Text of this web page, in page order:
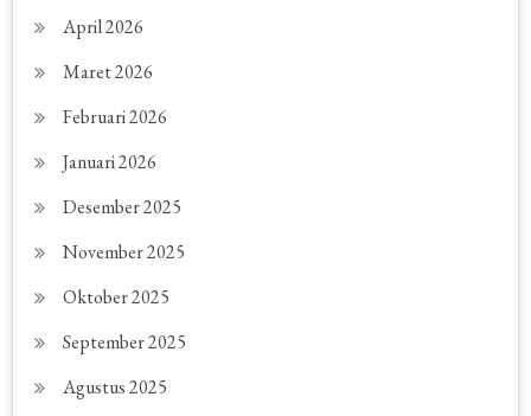
April 2026
Maret 2026
Februari 2026
Januari 2026
Desember 2025
November 2025
Oktober 2025
September 2025
Agustus 2025